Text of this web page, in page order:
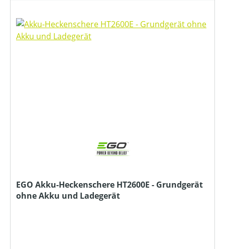
EGO Akku-Heckenschere HT2600E - Grundgerät
ohne Akku und Ladegerät